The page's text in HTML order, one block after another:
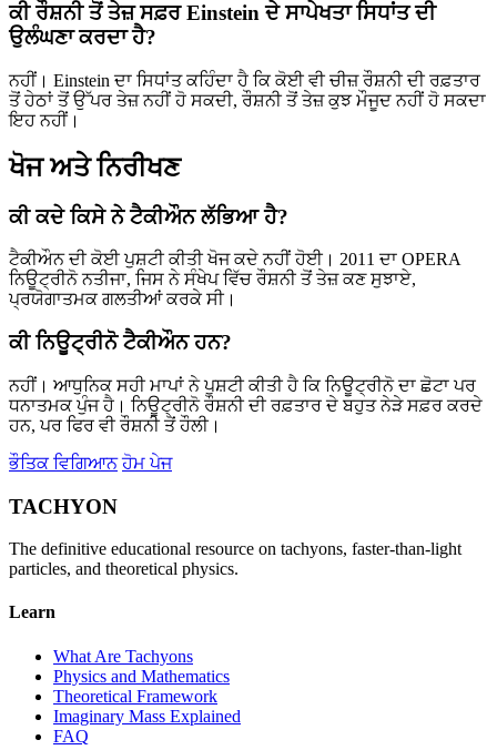
ਕੀ ਰੌਸ਼ਨੀ ਤੋਂ ਤੇਜ਼ ਸਫ਼ਰ Einstein ਦੇ ਸਾਪੇਖਤਾ ਸਿਧਾਂਤ ਦੀ
ਉਲੰਘਣਾ ਕਰਦਾ ਹੈ?
ਨਹੀਂ। Einstein ਦਾ ਸਿਧਾਂਤ ਕਹਿੰਦਾ ਹੈ ਕਿ ਕੋਈ ਵੀ ਚੀਜ਼ ਰੌਸ਼ਨੀ ਦੀ ਰਫ਼ਤਾਰ
ਤੋਂ ਹੇਠਾਂ ਤੋਂ ਉੱਪਰ ਤੇਜ਼ ਨਹੀਂ ਹੋ ਸਕਦੀ, ਰੌਸ਼ਨੀ ਤੋਂ ਤੇਜ਼ ਕੁਝ ਮੌਜੂਦ ਨਹੀਂ ਹੋ ਸਕਦਾ
ਇਹ ਨਹੀਂ।
ਖੋਜ ਅਤੇ ਨਿਰੀਖਣ
ਕੀ ਕਦੇ ਕਿਸੇ ਨੇ ਟੈਕੀਔਨ ਲੱਭਿਆ ਹੈ?
ਟੈਕੀਔਨ ਦੀ ਕੋਈ ਪੁਸ਼ਟੀ ਕੀਤੀ ਖੋਜ ਕਦੇ ਨਹੀਂ ਹੋਈ। 2011 ਦਾ OPERA
ਨਿਊਟ੍ਰੀਨੋ ਨਤੀਜਾ, ਜਿਸ ਨੇ ਸੰਖੇਪ ਵਿੱਚ ਰੌਸ਼ਨੀ ਤੋਂ ਤੇਜ਼ ਕਣ ਸੁਝਾਏ,
ਪ੍ਰਯੋਗਾਤਮਕ ਗਲਤੀਆਂ ਕਰਕੇ ਸੀ।
ਕੀ ਨਿਊਟ੍ਰੀਨੋ ਟੈਕੀਔਨ ਹਨ?
ਨਹੀਂ। ਆਧੁਨਿਕ ਸਹੀ ਮਾਪਾਂ ਨੇ ਪੁਸ਼ਟੀ ਕੀਤੀ ਹੈ ਕਿ ਨਿਊਟ੍ਰੀਨੋ ਦਾ ਛੋਟਾ ਪਰ
ਧਨਾਤਮਕ ਪੁੰਜ ਹੈ। ਨਿਊਟ੍ਰੀਨੋ ਰੌਸ਼ਨੀ ਦੀ ਰਫ਼ਤਾਰ ਦੇ ਬਹੁਤ ਨੇੜੇ ਸਫ਼ਰ ਕਰਦੇ
ਹਨ, ਪਰ ਫਿਰ ਵੀ ਰੌਸ਼ਨੀ ਤੋਂ ਹੌਲੀ।
ਭੌਤਿਕ ਵਿਗਿਆਨ ਹੋਮ ਪੇਜ
TACHYON
The definitive educational resource on tachyons, faster-than-light
particles, and theoretical physics.
Learn
What Are Tachyons
Physics and Mathematics
Theoretical Framework
Imaginary Mass Explained
FAQ